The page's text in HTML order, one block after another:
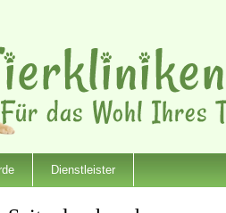
Dienstleister